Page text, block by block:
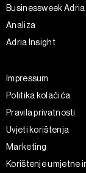
Businessweek Adria
Analiza
Adria Insight
Impressum
Politika kolačića
Pravila privatnosti
Uvjeti korištenja
Marketing
Korištenje umjetne